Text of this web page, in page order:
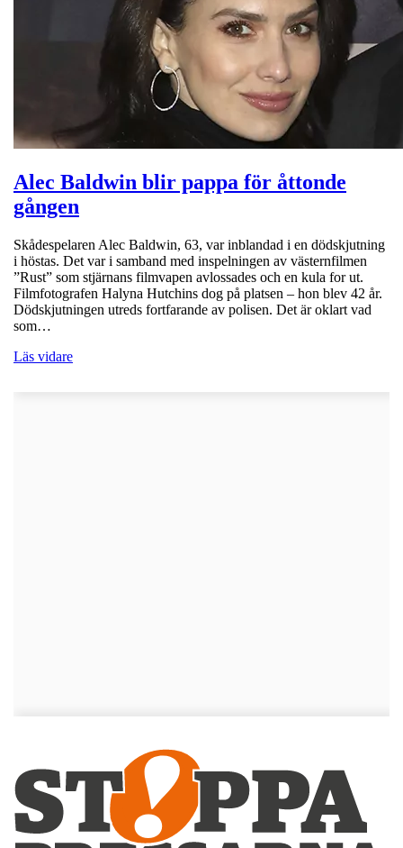
Alec Baldwin blir pappa för åttonde
gången
Skådespelaren Alec Baldwin, 63, var inblandad i en dödskjutning
i höstas. Det var i samband med inspelningen av västernfilmen
”Rust” som stjärnans filmvapen avlossades och en kula for ut.
Filmfotografen Halyna Hutchins dog på platsen – hon blev 42 år.
Dödskjutningen utreds fortfarande av polisen. Det är oklart vad
som…
Läs vidare